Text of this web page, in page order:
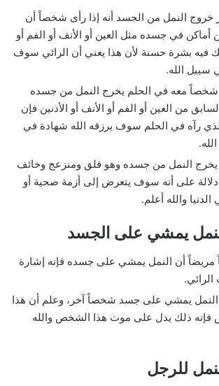
خروج النمل من الجسد أنه إذا رأى شخصاً أن
أماكن في جسده مثل العين أو الأنف أو الفم أو
فيه بشرة حسنة لأن هذا يعني أن الرائي سوف
سبيل الله.
شخصاً معه في الحلم يخرج النمل من جسده
من العين أو الفم أو الأنف أو الأذنين فإن
رآه في الحلم سوف يرزقه الله شهادة في
يخرج النمل من جسده وهو قلق ومنزعج وخائف
دلالة على أنه سوف يتعرض إلى أزمة صحية أو
والله أعلم.
يمشي على الجسد
مريضاً أن النمل يمشي على جسده فإنه إشارة
النمل يمشي على جسد شخصاً آخر، وعلم أن هذا
ذلك يدل على موت هذا الشخص والله
للرجل